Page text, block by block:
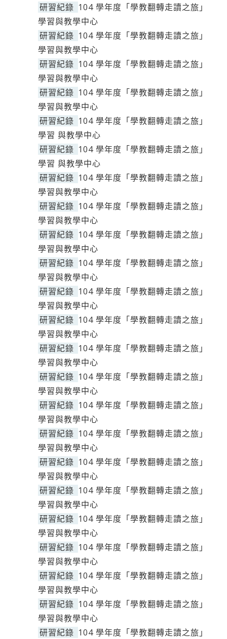
研習紀錄 104 學年度「學教翻轉走讀之旅」
學習與教學中心
研習紀錄 104 學年度「學教翻轉走讀之旅」
學習與教學中心
研習紀錄 104 學年度「學教翻轉走讀之旅」
學習與教學中心
研習紀錄 104 學年度「學教翻轉走讀之旅」
學習與教學中心
研習紀錄 104 學年度「學教翻轉走讀之旅」
學習 與教學中心
研習紀錄 104 學年度「學教翻轉走讀之旅」
學習 與教學中心
研習紀錄 104 學年度「學教翻轉走讀之旅」
學習與教學中心
研習紀錄 104 學年度「學教翻轉走讀之旅」
學習與教學中心
研習紀錄 104 學年度「學教翻轉走讀之旅」
學習與教學中心
研習紀錄 104 學年度「學教翻轉走讀之旅」
學習與教學中心
研習紀錄 104 學年度「學教翻轉走讀之旅」
學習與教學中心
研習紀錄 104 學年度「學教翻轉走讀之旅」
學習與教學中心
研習紀錄 104 學年度「學教翻轉走讀之旅」
學習與教學中心
研習紀錄 104 學年度「學教翻轉走讀之旅」
學習與教學中心
研習紀錄 104 學年度「學教翻轉走讀之旅」
學習與教學中心
研習紀錄 104 學年度「學教翻轉走讀之旅」
學習與教學中心
研習紀錄 104 學年度「學教翻轉走讀之旅」
學習與教學中心
研習紀錄 104 學年度「學教翻轉走讀之旅」
學習與教學中心
研習紀錄 104 學年度「學教翻轉走讀之旅」
學習與教學中心
研習紀錄 104 學年度「學教翻轉走讀之旅」
學習與教學中心
研習紀錄 104 學年度「學教翻轉走讀之旅」
學習與教學中心
研習紀錄 104 學年度「學教翻轉走讀之旅」
學習與教學中心
研習紀錄 104 學年度「學教翻轉走讀之旅」